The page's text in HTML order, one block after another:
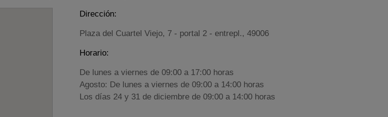
Dirección:
Plaza del Cuartel Viejo, 7 - portal 2 - entrepl., 49006
Horario:
De lunes a viernes de 09:00 a 17:00 horas
Agosto: De lunes a viernes de 09:00 a 14:00 horas
Los días 24 y 31 de diciembre de 09:00 a 14:00 horas